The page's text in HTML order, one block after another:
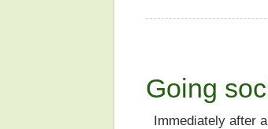
Going
Immediately after